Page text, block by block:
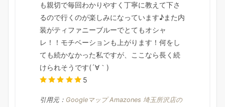
も親切で毎回わかりやすく丁寧に教えて下さ
るので行くのが楽しみになっています♪また内
装がティファニーブルーでとてもオシャ
レ！！モチベーションも上がります！何をし
ても続かなかった私ですが、ここなら長く続
けられそうです(´∀｀)
5
引用元： Googleマップ Amazones 埼玉所沢店の